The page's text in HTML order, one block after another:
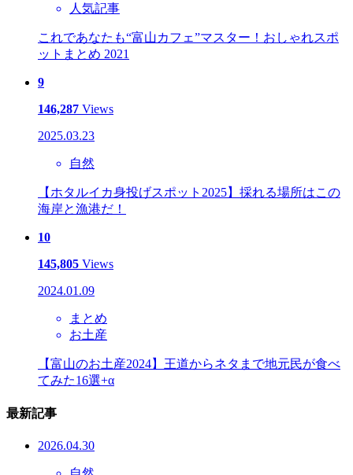
人気記事
これであなたも“富山カフェ”マスター！おしゃれスポ
ットまとめ 2021
9
146,287 Views
2025.03.23
自然
【ホタルイカ身投げスポット2025】採れる場所はこの
海岸と漁港だ！
10
145,805 Views
2024.01.09
まとめ
お土産
【富山のお土産2024】王道からネタまで地元民が食べ
てみた16選+α
最新記事
2026.04.30